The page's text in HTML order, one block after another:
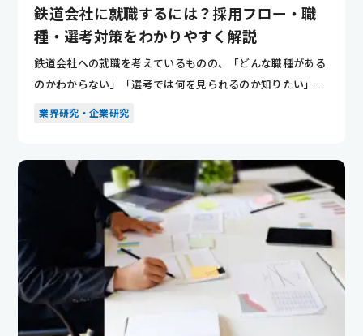
鉄道会社に就職するには？採用フロー・職
種・選考対策をわかりやすく解説
鉄道会社への就職を考えているものの、「どんな職種がある
のかわからない」「選考では何を見られるのか知りたい」と
悩んでいませ...
業界研究・企業研究